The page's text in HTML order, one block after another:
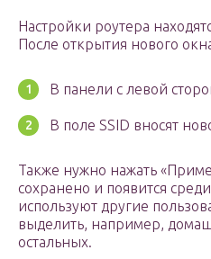
Настройки роутера
После открытия нового
В панели с левой
В поле SSID вносят
Также нужно нажать
сохранено и появится
используют другие
выделить, например,
остальных.